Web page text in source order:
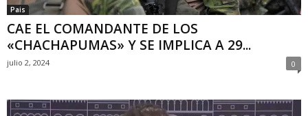
Pais
CAE EL COMANDANTE DE LOS
«CHACHAPUMAS» Y SE IMPLICA A 29...
julio 2, 2024 0